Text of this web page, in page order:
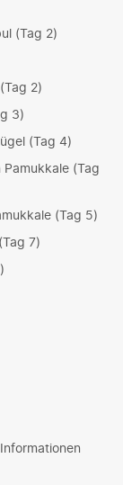
(Tag 2)
2)
3)
(Tag 4)
(Tag
(Tag 5)
7)